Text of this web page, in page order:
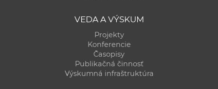
VEDA A VÝSKUM
Projekty
Konferencie
Časopisy
Publikačná činnosť
Výskumná infraštruktúra